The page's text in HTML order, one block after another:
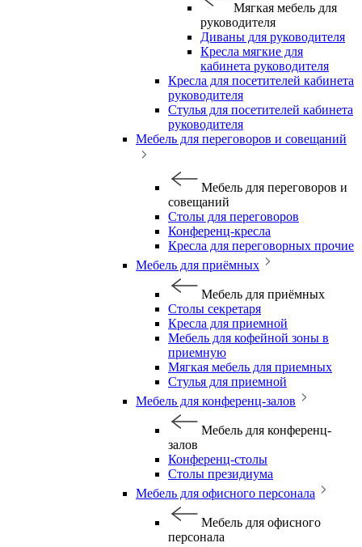
Мягкая мебель для
руководителя
Диваны для руководителя
Кресла мягкие для
кабинета руководителя
Кресла для посетителей кабинета
руководителя
Стулья для посетителей кабинета
руководителя
Мебель для переговоров и совещаний
Мебель для переговоров и
совещаний
Столы для переговоров
Конференц-кресла
Кресла для переговорных прочие
Мебель для приёмных
Мебель для приёмных
Столы секретаря
Кресла для приемной
Мебель для кофейной зоны в
приемную
Мягкая мебель для приемных
Стулья для приемной
Мебель для конференц-залов
Мебель для конференц-
залов
Конференц-столы
Столы президиума
Мебель для офисного персонала
Мебель для офисного
персонала